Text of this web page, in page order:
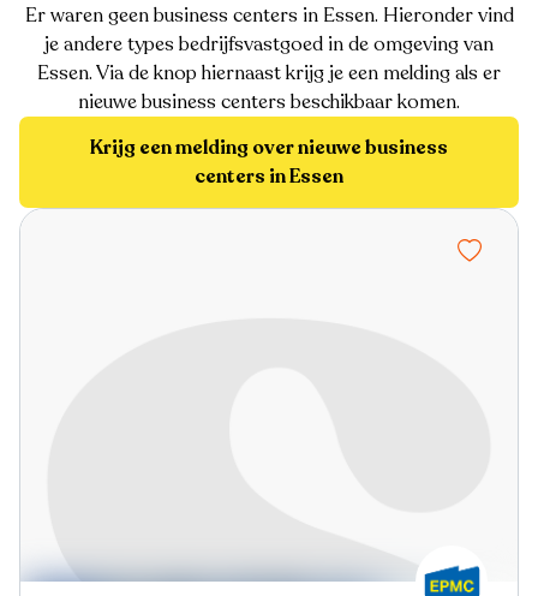
Er waren geen business centers in Essen. Hieronder vind
je andere types bedrijfsvastgoed in de omgeving van
Essen. Via de knop hiernaast krijg je een melding als er
nieuwe business centers beschikbaar komen.
Krijg een melding over nieuwe business
centers in Essen